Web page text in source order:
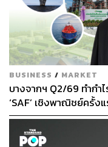
BUSINESS / MARKET
บางจากฯ Q2/69 ทำกำ
‘SAF’ เชิงพาณิชย์ครั้ง
ล้าน